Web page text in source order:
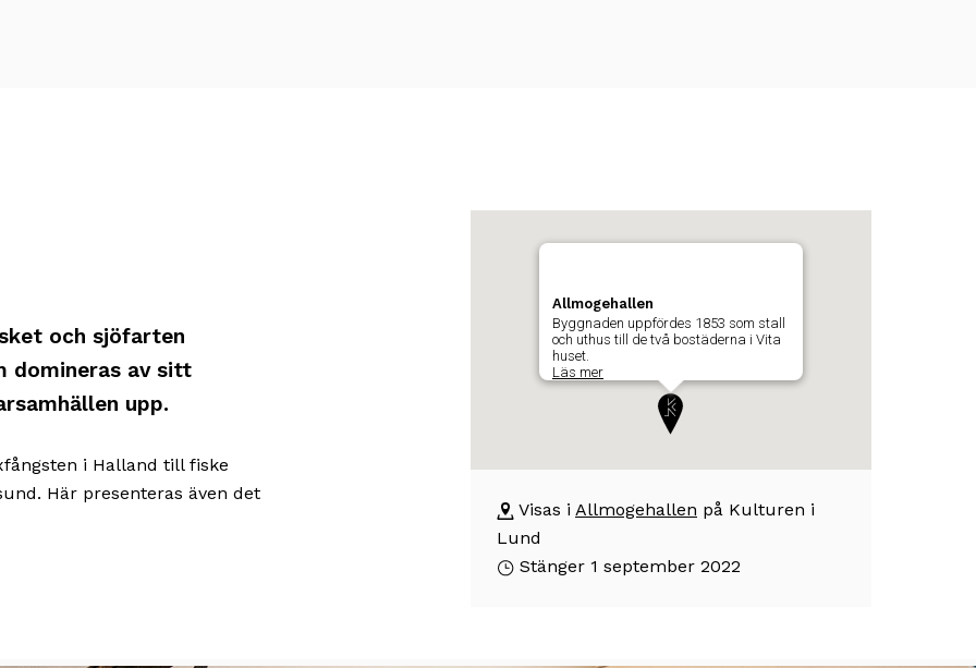
och sjöfarten
domineras av sitt
upp.
i Halland till fiske
Här presenteras även det
byggnadens
position
utställningen
äger
rum
Allmogehallen
Byggnaden uppfördes 1853 som stall
och uthus till de två bostäderna i Vita
huset.
Läs mer
Byggnaden
uppfördes
Visas i Allmogehallen på Kulturen i
Lund
Stänger 1 september 2022